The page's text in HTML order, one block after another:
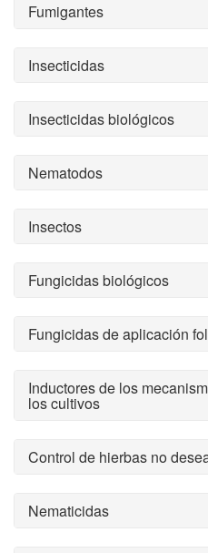
Fumigantes
Insecticidas
Insecticidas biológicos
Nematodos
Insectos
Fungicidas biológicos
Fungicidas de aplicación
Inductores de los
los cultivos
Control de hierbas no
Nematicidas